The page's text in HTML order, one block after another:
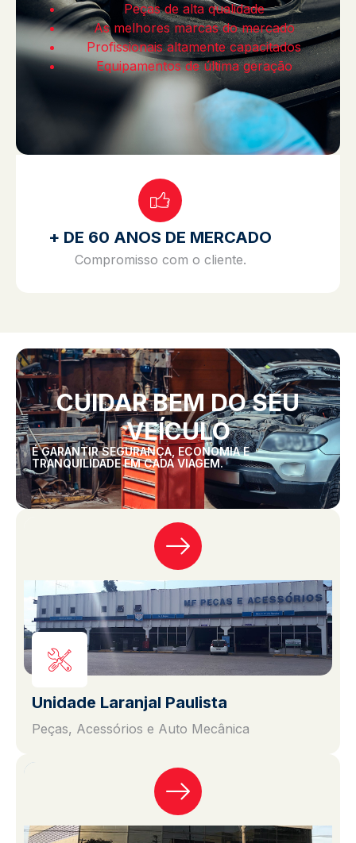
Peças de alta qualidade
As melhores marcas do mercado
Profissionais altamente capacitados
Equipamentos de última geração
+ DE 60 ANOS DE MERCADO
Compromisso com o cliente.
CUIDAR BEM DO SEU
VEÍCULO
É GARANTIR SEGURANÇA, ECONOMIA E
TRANQUILIDADE EM CADA VIAGEM.
Unidade Laranjal Paulista
Peças, Acessórios e Auto Mecânica